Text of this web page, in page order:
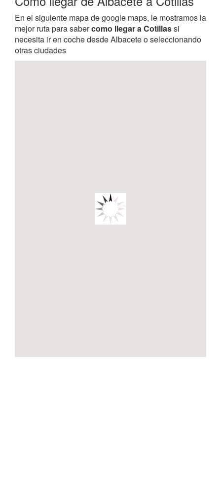
En el siguiente mapa de google maps, le mostramos la
mejor ruta para sabercomo llegar a Cotillassi
necesita ir en coche desde Albacete o seleccionando
otras ciudades